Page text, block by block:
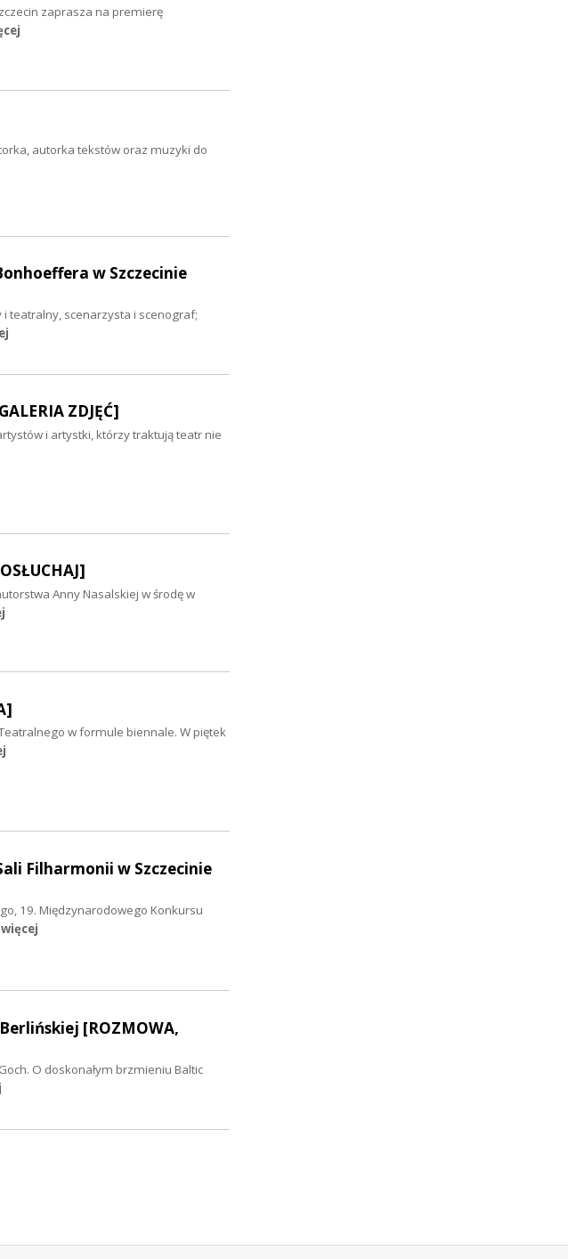
zaprasza na premierę
autorka tekstów oraz muzyki do
w Szczecinie
teatralny, scenarzysta i scenograf;
ZDJĘĆ]
i artystki, którzy traktują teatr nie
Anny Nasalskiej w środę w
w formule biennale. W piętek
Filharmonii w Szczecinie
19. Międzynarodowego Konkursu
[ROZMOWA,
O doskonałym brzmieniu Baltic